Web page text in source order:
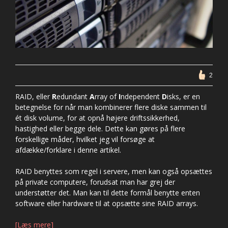
2
RAID, eller Redundant Array of Independent Disks, er en
betegnelse for når man kombinerer flere diske sammen til
ét disk volume, for at opnå højere driftssikkerhed,
hastighed eller begge dele. Dette kan gøres på flere
forskellige måder, hvilket jeg vil forsøge at
afdække/forklare i denne artikel.
RAID benyttes som regel i servere, men kan også opsættes
på private computere, forudsat man har grej der
understøtter det. Man kan til dette formål benytte enten
software eller hardware til at opsætte sine RAID arrays.
[Læs mere]